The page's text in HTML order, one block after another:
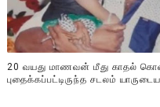
20 வயது மாணவன் மீது காதல்
புதைக்கப்பட்டிருந்த சடலம்